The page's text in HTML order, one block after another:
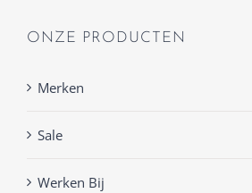
ONZE PRODUCTEN
Merken
Sale
Werken Bij